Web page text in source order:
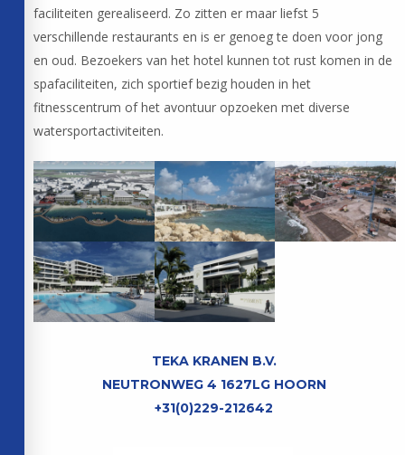
faciliteiten gerealiseerd. Zo zitten er maar liefst 5
verschillende restaurants en is er genoeg te doen voor jong
en oud. Bezoekers van het hotel kunnen tot rust komen in de
spafaciliteiten, zich sportief bezig houden in het
fitnesscentrum of het avontuur opzoeken met diverse
watersportactiviteiten.
TEKA KRANEN B.V.
NEUTRONWEG 4 1627LG HOORN
+31(0)229-212642